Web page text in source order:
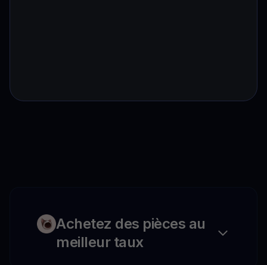
Achetez des pièces au
meilleur taux